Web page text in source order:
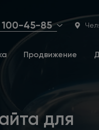
100-45-85
Продвижение
для